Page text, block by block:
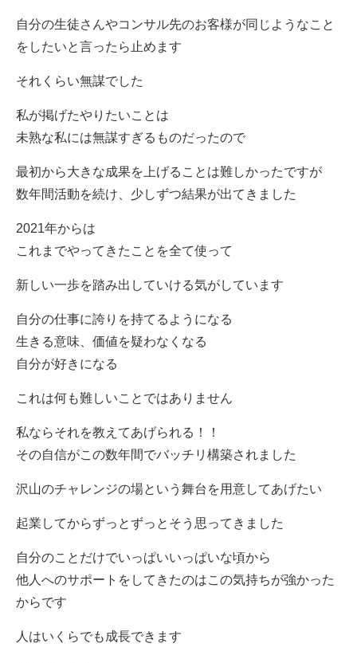
自分の生徒さんやコンサル先のお客様が同じようなこと
をしたいと言ったら止めます
それくらい無謀でした
私が掲げたやりたいことは
未熟な私には無謀すぎるものだったので
最初から大きな成果を上げることは難しかったですが
数年間活動を続け、少しずつ結果が出てきました
2021年からは
これまでやってきたことを全て使って
新しい一歩を踏み出していける気がしています
自分の仕事に誇りを持てるようになる
生きる意味、価値を疑わなくなる
自分が好きになる
これは何も難しいことではありません
私ならそれを教えてあげられる！！
その自信がこの数年間でバッチリ構築されました
沢山のチャレンジの場という舞台を用意してあげたい
起業してからずっとずっとそう思ってきました
自分のことだけでいっぱいいっぱいな頃から
他人へのサポートをしてきたのはこの気持ちが強かった
からです
人はいくらでも成長できます